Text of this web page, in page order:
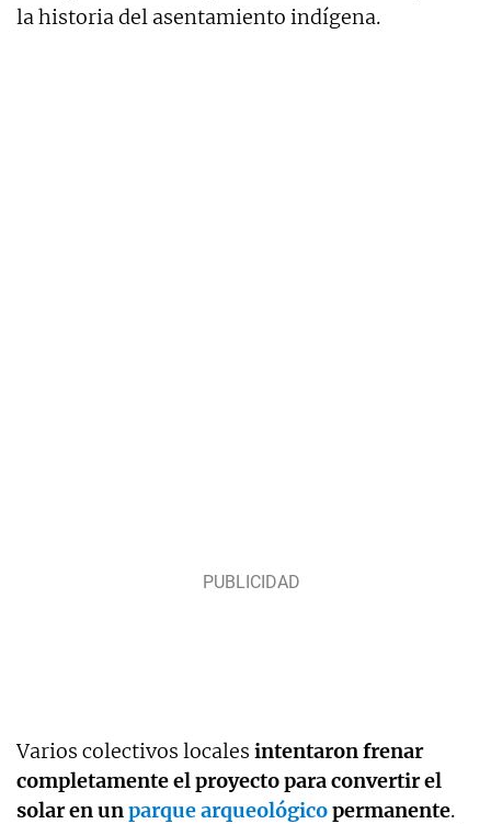
la historia del asentamiento indígena.
Varios colectivos locales intentaron frenar
completamente el proyecto para convertir el
solar en unparque arqueológicopermanente.